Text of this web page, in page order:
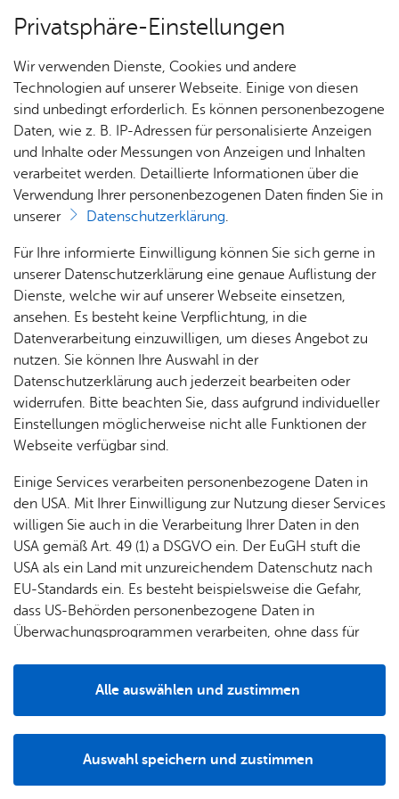
Nach­rich­ten
Start­sei­te
Alle Nachrichten
Aktuelle Nachrichten und Berichte der
Feuerwehr Friedrichshafen auf einen Blick.
Erweiterte Suche
Gemeinsame Abnahme der
Jugendflamme Stufe 1
Privatsphäre-Einstellungen
Wir verwenden Dienste, Cookies und andere
Technologien auf unserer Webseite. Einige von diesen
sind unbedingt erforderlich. Es können personenbezogene
Daten, wie z. B. IP-Adressen für personalisierte Anzeigen
und Inhalte oder Messungen von Anzeigen und Inhalten
verarbeitet werden. Detaillierte Informationen über die
Verwendung Ihrer personenbezogenen Daten finden Sie in
unserer
Datenschutzerklärung.
Für Ihre informierte Einwilligung können Sie sich gerne in
unserer Datenschutzerklärung eine genaue Auflistung der
Dienste, welche wir auf unserer Webseite einsetzen,
ansehen. Es besteht keine Verpflichtung, in die
Datenverarbeitung einzuwilligen, um dieses Angebot zu
nutzen. Sie können Ihre Auswahl in der
Datenschutzerklärung auch jederzeit bearbeiten oder
widerrufen. Bitte beachten Sie, dass aufgrund individueller
Einstellungen möglicherweise nicht alle Funktionen der
Webseite verfügbar sind.
Einige Services verarbeiten personenbezogene Daten in
den USA. Mit Ihrer Einwilligung zur Nutzung dieser Services
willigen Sie auch in die Verarbeitung Ihrer Daten in den
USA gemäß Art. 49 (1) a DSGVO ein. Der EuGH stuft die
USA als ein Land mit unzureichendem Datenschutz nach
EU-Standards ein. Es besteht beispielsweise die Gefahr,
dass US-Behörden personenbezogene Daten in
Überwachungsprogrammen verarbeiten, ohne dass für
Auswahl speichern und zustimmen
Alle auswählen und zustimmen